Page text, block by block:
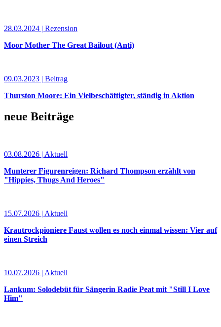
28.03.2024 | Rezension
Moor Mother The Great Bailout (Anti)
09.03.2023 | Beitrag
Thurston Moore: Ein Vielbeschäftigter, ständig in Aktion
neue Beiträge
03.08.2026 | Aktuell
Munterer Figurenreigen: Richard Thompson erzählt von
"Hippies, Thugs And Heroes"
15.07.2026 | Aktuell
Krautrockpioniere Faust wollen es noch einmal wissen: Vier auf
einen Streich
10.07.2026 | Aktuell
Lankum: Solodebüt für Sängerin Radie Peat mit "Still I Love
Him"